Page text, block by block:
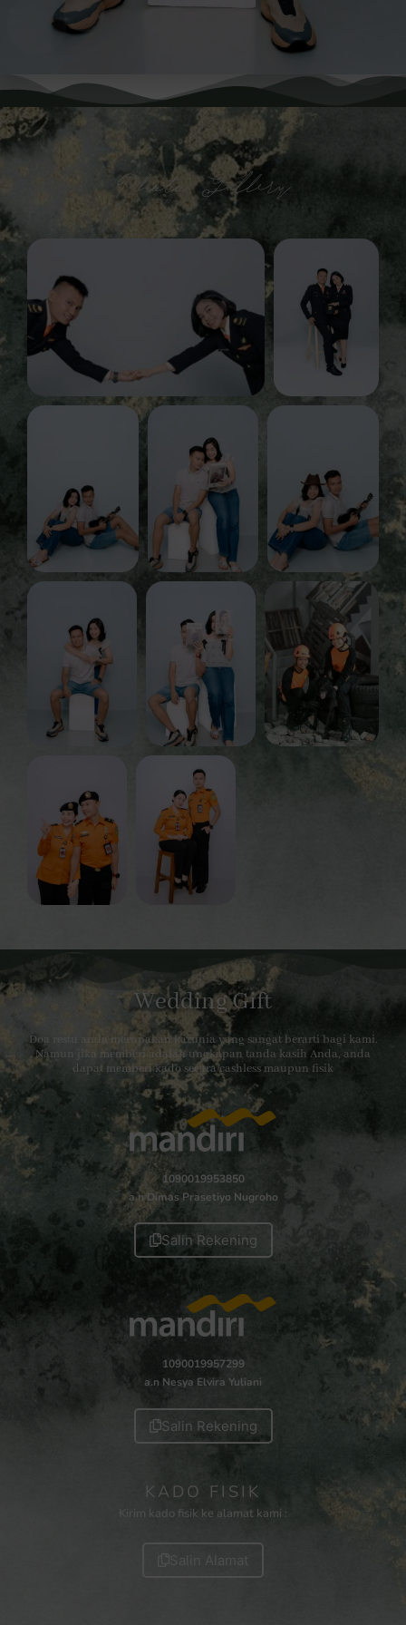
Photo Gallery
Wedding Gift
Doa restu anda merupakan karunia yang sangat berarti bagi kami.
Namun jika memberi adalah ungkapan tanda kasih Anda, anda
dapat memberi kado secara cashless maupun fisik
1090019953850
a.n Dimas Prasetiyo Nugroho
Salin Rekening
1090019957299
a.n Nesya Elvira Yuliani
Salin Rekening
KADO FISIK
Kirim kado fisik ke alamat kami :
Salin Alamat